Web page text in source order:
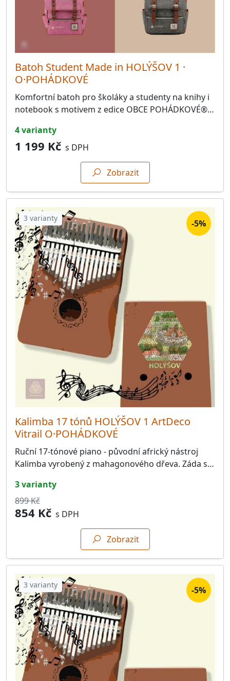
Batoh Student Made in HOLÝŠOV 1 ·
O·POHÁDKOVÉ
Komfortní batoh pro školáky a studenty na knihy i
notebook s motivem z edice OBCE POHÁDKOVÉ®…
4 varianty
1 199 Kč s DPH
Zobrazit
3 varianty -5%
Kalimba 17 tónů HOLÝŠOV 1 ArtDeco
Vitrail O·POHÁDKOVÉ
Ruční 17-tónové piano - původní africký nástroj
Kalimba vyrobený z mahagonového dřeva. Záda s…
3 varianty
899 Kč
854 Kč s DPH
Zobrazit
3 varianty -5%